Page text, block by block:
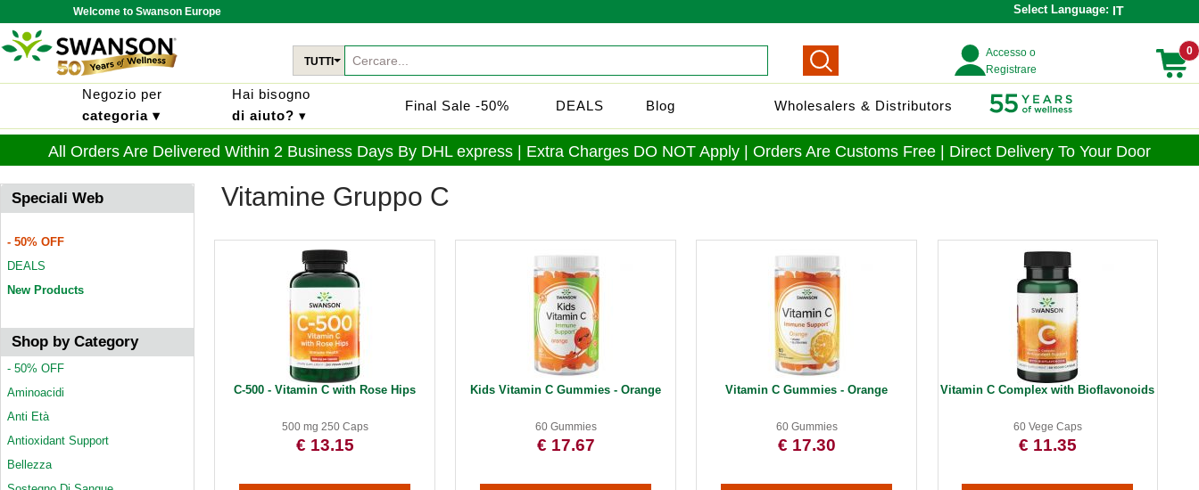
Welcome to Swanson Europe Select Language: IT
TUTTI
Accesso o
Registrare
0
Negozio per
categoria ▾
Hai bisogno
di aiuto? ▾
Final Sale -50% DEALS Blog Wholesalers & Distributors
All Orders Are Delivered Within 2 Business Days By DHL express | Extra Charges DO NOT Apply | Orders Are Customs Free | Direct Delivery To Your Door
Speciali Web
- 50% OFF
DEALS
New Products
Shop by Category
- 50% OFF
Aminoacidi
Anti Età
Antioxidant Support
Bellezza
Vitamine Gruppo C
C-500 - Vitamin C with Rose Hips
500 mg 250 Caps
€ 13.15
Kids Vitamin C Gummies - Orange
60 Gummies
€ 17.67
Vitamin C Gummies - Orange
60 Gummies
€ 17.30
Vitamin C Complex with Bioflavonoids
60 Vege Caps
€ 11.35